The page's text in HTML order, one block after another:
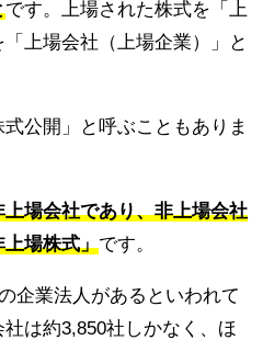
です。上場された株式を「上
上場会社（上場企業）」と
公開」と呼ぶこともありま
場会社であり、非上場会社
上場株式」です。
企業法人があるといわれて
は約3,850社しかなく、ほ